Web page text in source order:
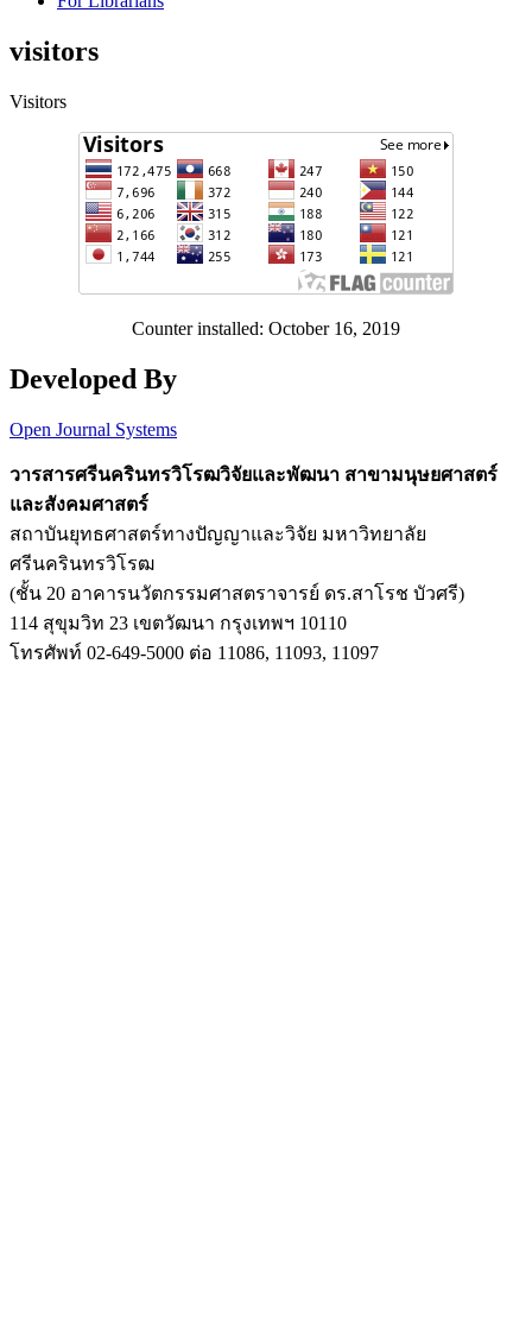
visitors
Visitors
Counter installed: October 16, 2019
Developed By
Open Journal Systems
วารสารศรีนครินทรวิโรฒวิจัยและพัฒนา สาขามนุษยศาสตร์
และสังคมศาสตร์
สถาบันยุทธศาสตร์ทางปัญญาและวิจัย มหาวิทยาลัย
ศรีนครินทรวิโรฒ
(ชั้น 20 อาคารนวัตกรรมศาสตราจารย์ ดร.สาโรช บัวศรี)
114 สุขุมวิท 23 เขตวัฒนา กรุงเทพฯ 10110
โทรศัพท์ 02-649-5000 ต่อ 11086, 11093, 11097